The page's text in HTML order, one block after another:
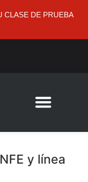
CLASE DE PRUEBA
y línea